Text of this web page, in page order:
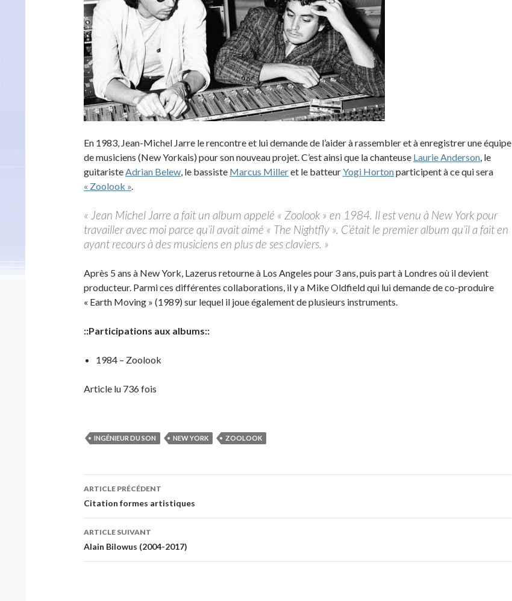
En 1983, Jean-Michel Jarre le rencontre et lui demande de l’aider à rassembler et à enregistrer une équipe
de musiciens (New Yorkais) pour son nouveau projet. C’est ainsi que la chanteuse Laurie Anderson, le
guitaristeAdrian Belew, le bassiste Marcus Milleret le batteurYogi Hortonparticipent à ce qui sera
« Zoolook ».
« Jean Michel Jarre a fait un album appelé « Zoolook » en 1984. Il est venu à New York pour
travailler avec moi parce qu’il avait aimé « The Nightfly ». C’était le premier album qu’il a fait en
ayant recours à des musiciens en plus de ses claviers. »
Après 5 ans à New York, Lazerus retourne à Los Angeles pour 3 ans, puis part à Londres où il devient
producteur. Parmi ces différentes collaborations, il y a Mike Oldfield qui lui demande de co-produire
« Earth Moving » (1989) sur lequel il joue également de plusieurs instruments.
::Participations aux albums::
1984 – Zoolook
Article lu 736 fois
INGÉNIEUR DU SON NEW YORK ZOOLOOK
Navigation
des
articles
ARTICLE PRÉCÉDENT
Citation formes artistiques
ARTICLE SUIVANT
Alain Bilowus (2004-2017)